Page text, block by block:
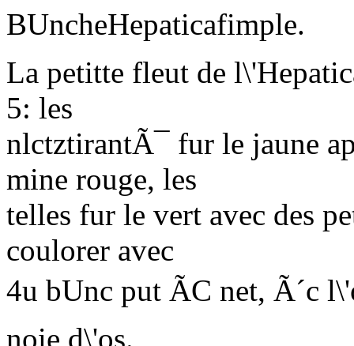
BUncheHepaticafimple.
La petitte fleut de
5: les
nlctztirantÃ¯ fur le jaune
mine rouge, les
telles fur le vert avec des
coulorer avec
4u bUnc put ÃC net, Ã´c
noie d\'os.